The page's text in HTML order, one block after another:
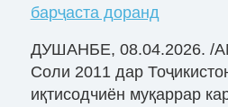
барҷаста доранд
ДУШАНБЕ, 08.04.2026. /
Соли 2011 дар
иқтисодчиён муқаррар